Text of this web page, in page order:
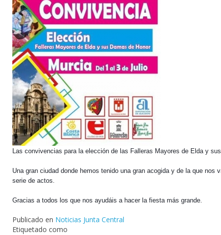
Las convivencias para la elección de las Falleras Mayores de Elda y
Una gran ciudad donde hemos tenido una gran acogida y de la que
serie de actos.
Gracias a todos los que nos ayudáis a hacer la fiesta más grande.
Publicado en Noticias Junta Central
Etiquetado como